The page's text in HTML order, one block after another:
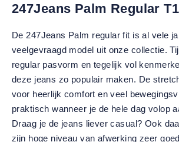
247Jeans Palm Regular
De 247Jeans Palm regular fit is al vele
veelgevraagd model uit onze collectie.
regular pasvorm en tegelijk vol
deze jeans zo populair maken. De
voor heerlijk comfort en veel
praktisch wanneer je de hele dag volop
Draag je de jeans liever casual? Ook
zijn hoge niveau van afwerking zeer